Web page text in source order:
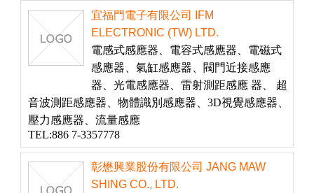
宜福門電子有限公司 IFM
ELECTRONIC (TW) LTD.
電感式感應器、電容式感應器、電磁式
感應器、氣缸感應器、閥門近接感應
器、光電感應器、雷射測距感應 器、 超
音波測距感應器、物體識別感應器、3D視覺感應器、
壓力感應器、流量感應
TEL:886 7-3357778
彰懋興業股份有限公司 JANG MAW
SHING CO., LTD.